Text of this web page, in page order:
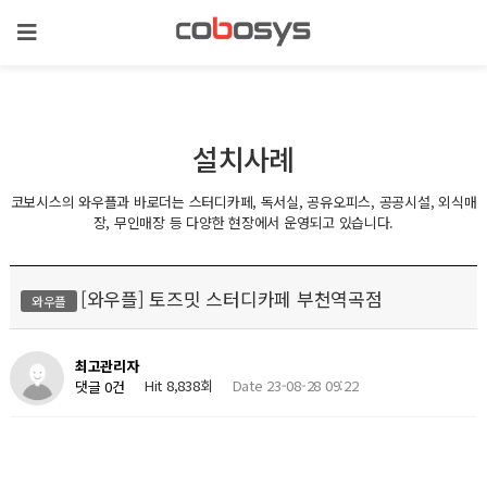
설치사례
코보시스의 와우플과 바로더는 스터디카페, 독서실, 공유오피스, 공공시설, 외식매
장, 무인매장 등 다양한 현장에서 운영되고 있습니다.
와우플 [와우플] 토즈밋 스터디카페 부천역곡점
최고관리자
댓글 0건
Hit 8,838회 Date 23-08-28 09:22